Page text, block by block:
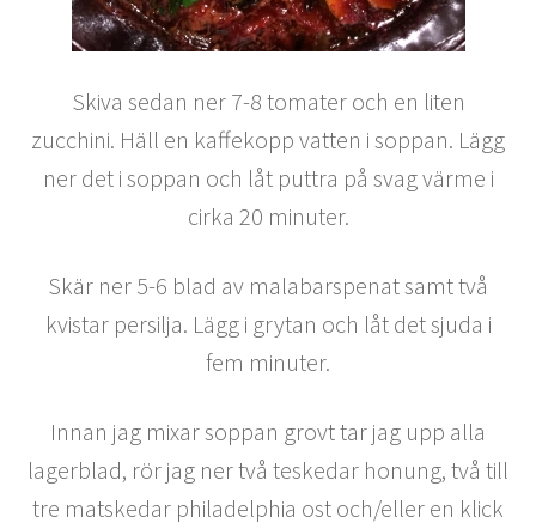
Skiva sedan ner 7-8 tomater och en liten
zucchini. Häll en kaffekopp vatten i soppan. Lägg
ner det i soppan och låt puttra på svag värme i
cirka 20 minuter.
Skär ner 5-6 blad av malabarspenat samt två
kvistar persilja. Lägg i grytan och låt det sjuda i
fem minuter.
Innan jag mixar soppan grovt tar jag upp alla
lagerblad, rör jag ner två teskedar honung, två till
tre matskedar philadelphia ost och/eller en klick